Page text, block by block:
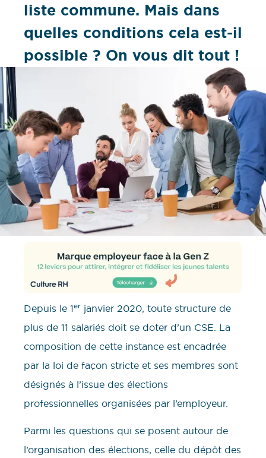
liste commune. Mais dans
quelles conditions cela est-il
possible ? On vous dit tout !
Depuis le 1er janvier 2020, toute structure de
plus de 11 salariés doit se doter d’un CSE. La
composition de cette instance est encadrée
par la loi de façon stricte et ses membres sont
désignés à l’issue des élections
professionnelles organisées par l’employeur.
Parmi les questions qui se posent autour de
l’organisation des élections, celle du dépôt des